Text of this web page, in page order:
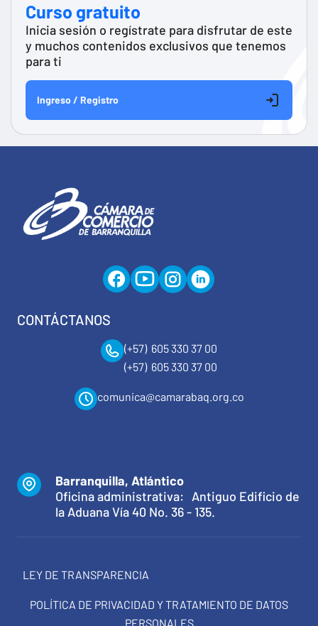
Curso gratuito
Inicia sesión o regístrate para disfrutar de este
y muchos contenidos exclusivos que tenemos
para ti
Ingreso / Registro
CONTÁCTANOS
(+57) 605 330 37 00
(+57) 605 330 37 00
comunica@camarabaq.org.co
Barranquilla, Atlántico
Oficina administrativa: Antiguo Edificio de
la Aduana Vía 40 No. 36 - 135.
LEY DE TRANSPARENCIA
POLÍTICA DE PRIVACIDAD Y TRATAMIENTO DE DATOS
PERSONALES